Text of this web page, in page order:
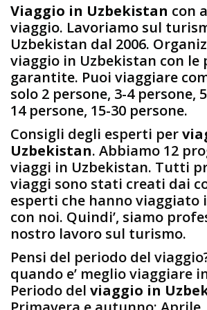
Viaggio in Uzbekistan con
viaggio. Lavoriamo sul
Uzbekistan dal 2006.
viaggio in Uzbekistan con le
garantite. Puoi viaggiare
solo 2 persone, 3-4 persone,
14 persone, 15-30 persone.
Consigli degli esperti per
Uzbekistan. Abbiamo 12
viaggi in Uzbekistan. Tutti
viaggi sono stati creati dai
esperti che hanno viaggiato
con noi. Quindi’, siamo
nostro lavoro sul turismo.
Pensi del periodo del
quando e’ meglio viaggiare
Periodo del viaggio in